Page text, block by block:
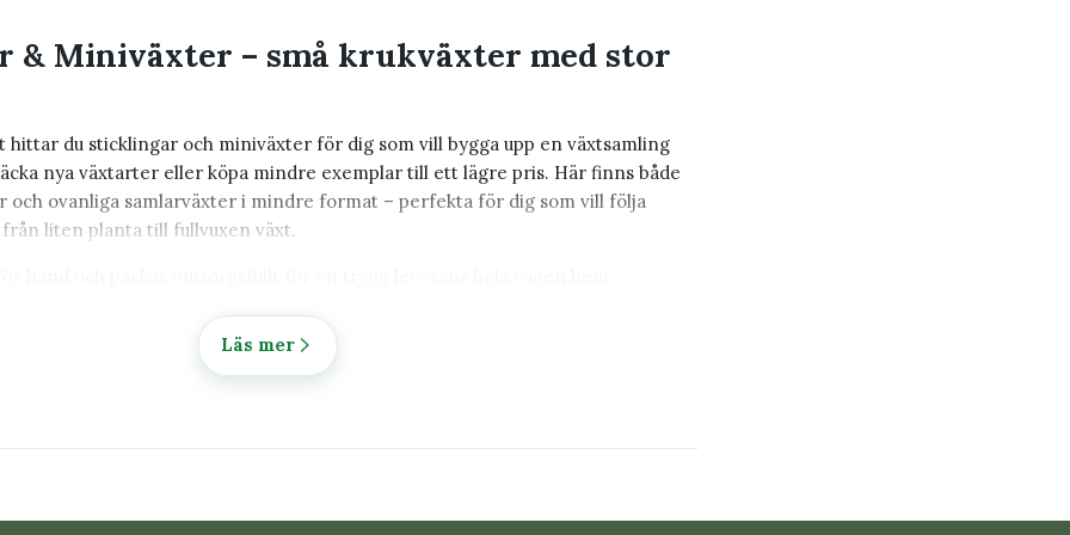
& Miniväxter – små krukväxter med stor
hittar du sticklingar och miniväxter för dig som vill bygga upp en växtsamling
nya växtarter eller köpa mindre exemplar till ett lägre pris. Här finns både
och ovanliga samlarväxter i mindre format – perfekta för dig som vill följa
liten planta till fullvuxen växt.
och miniväxter online
Läs mer